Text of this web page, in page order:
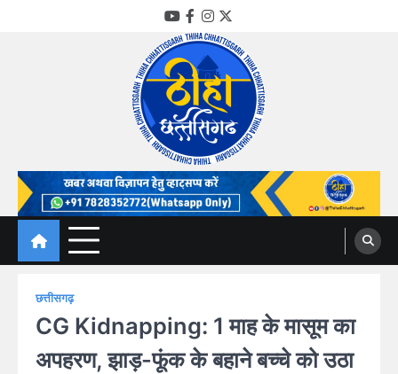
YouTube
Facebook
Instagram
Twitter
Thiha Chhattisgarh
गोठ जन-जन के
छत्तीसगढ़
CG Kidnapping: 1 माह के मासूम का
अपहरण, झाड़-फूंक के बहाने बच्चे को उठा